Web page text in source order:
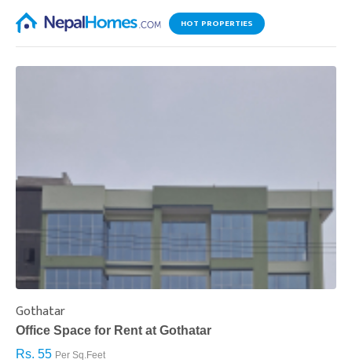
HOT PROPERTIES
Gothatar
Office Space for Rent at Gothatar
Rs. 55 Per Sq.Feet